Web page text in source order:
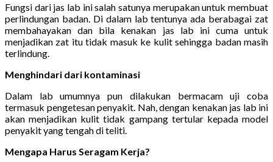
Fungsi dari jas lab ini salah satunya merupakan untuk membuat
perlindungan badan. Di dalam lab tentunya ada berabagai zat
membahayakan dan bila kenakan jas lab ini cuma untuk
menjadikan zat itu tidak masuk ke kulit sehingga badan masih
terlindung.
Menghindari dari kontaminasi
Dalam lab umumnya pun dilakukan bermacam uji coba
termasuk pengetesan penyakit. Nah, dengan kenakan jas lab ini
akan menjadikan kulit tidak gampang tertular kepada model
penyakit yang tengah di teliti.
Mengapa Harus Seragam Kerja?